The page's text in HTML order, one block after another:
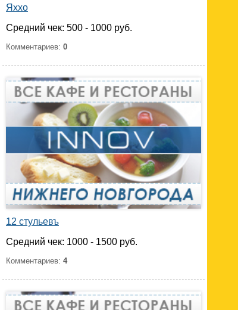
Яххо
Средний чек: 500 - 1000 руб.
Комментариев: 0
12 стульевъ
Средний чек: 1000 - 1500 руб.
Комментариев: 4